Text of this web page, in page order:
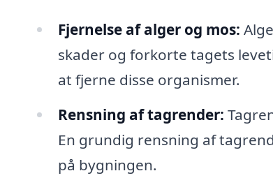
Fjernelse af alger og mos:
skader og forkorte tagets
at fjerne disse organismer.
Rensning af tagrender:
En grundig rensning af
på bygningen.